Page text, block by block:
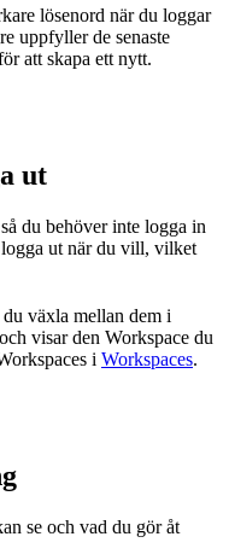
lösenord när du loggar
uppfyller de senaste
att skapa ett nytt.
ut
du behöver inte logga in
ut när du vill, vilket
växla mellan dem i
visar den Workspace du
i Workspaces.
se och vad du gör åt